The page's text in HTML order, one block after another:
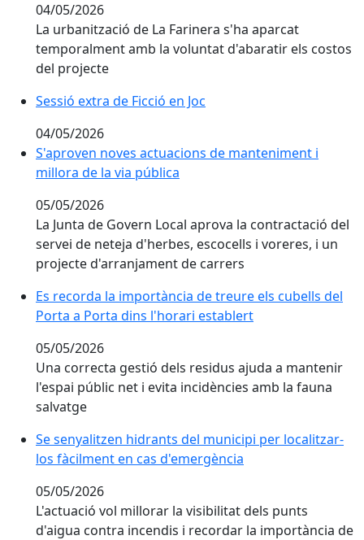
04/05/2026
La urbanització de La Farinera s'ha aparcat
temporalment amb la voluntat d'abaratir els costos
del projecte
Sessió extra de Ficció en Joc
Sessió extra de Ficció en Joc
04/05/2026
S'aproven noves actuacions de manteniment i
S'aproven noves actuacions de manteniment i
millora de la via pública
05/05/2026
La Junta de Govern Local aprova la contractació del
servei de neteja d'herbes, escocells i voreres, i un
projecte d'arranjament de carrers
Es recorda la importància de treure els cubells del
Es recorda la importància de treure els cubells del
Porta a Porta dins l'horari establert
05/05/2026
Una correcta gestió dels residus ajuda a mantenir
l'espai públic net i evita incidències amb la fauna
salvatge
Se senyalitzen hidrants del municipi per localitzar-
Se senyalitzen hidrants del municipi per localitzar-
los fàcilment en cas d'emergència
05/05/2026
L'actuació vol millorar la visibilitat dels punts
d'aigua contra incendis i recordar la importància de